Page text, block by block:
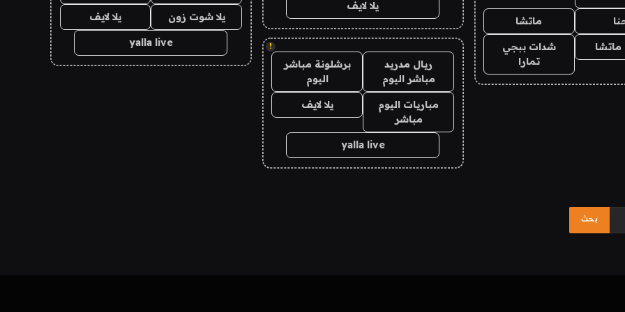
ماتشا
شدات ببجي
تمارا
يلا لايف
!
ريال مدريد
مباشر اليوم
برشلونة مباشر
اليوم
مباريات اليوم
مباشر
يلا لايف
yalla live
يلا شوت زون يلا لايف
yalla live